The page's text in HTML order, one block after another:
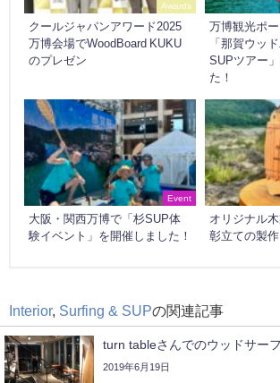
Awards
クールジャパンアワード2025
万博会場でWoodBoard KUKU
のプレゼン
万博観光ポ
「那賀ウッ
SUPツアー
た！
Event
大阪・関西万博で「杉SUP体
験イベント」を開催しました！
オリジナル
彰立ての製作
Interior, Surfing & SUPの関連記事
turn tableさんでのウッドサー
2019年6月19日